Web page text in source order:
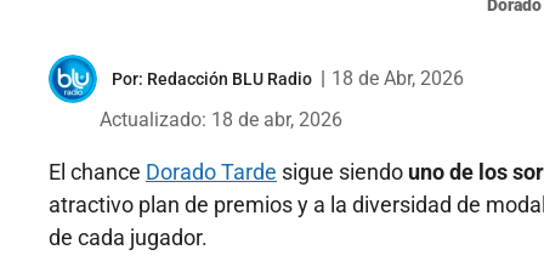
Por: Redacción BLU Radio
18 de Abr, 2026
Actualizado: 18 de abr, 2026
El chance Dorado Tarde sigue siendo uno de los
atractivo plan de premios y a la diversidad de
de cada jugador.